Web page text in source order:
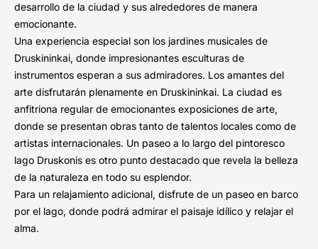
desarrollo de la ciudad y sus alrededores de manera
emocionante.
Una experiencia especial son los jardines musicales de
Druskininkai, donde impresionantes esculturas de
instrumentos esperan a sus admiradores. Los amantes del
arte disfrutarán plenamente en Druskininkai. La ciudad es
anfitriona regular de emocionantes exposiciones de arte,
donde se presentan obras tanto de talentos locales como de
artistas internacionales. Un paseo a lo largo del pintoresco
lago Druskonis es otro punto destacado que revela la belleza
de la naturaleza en todo su esplendor.
Para un relajamiento adicional, disfrute de un paseo en barco
por el lago, donde podrá admirar el paisaje idílico y relajar el
alma.